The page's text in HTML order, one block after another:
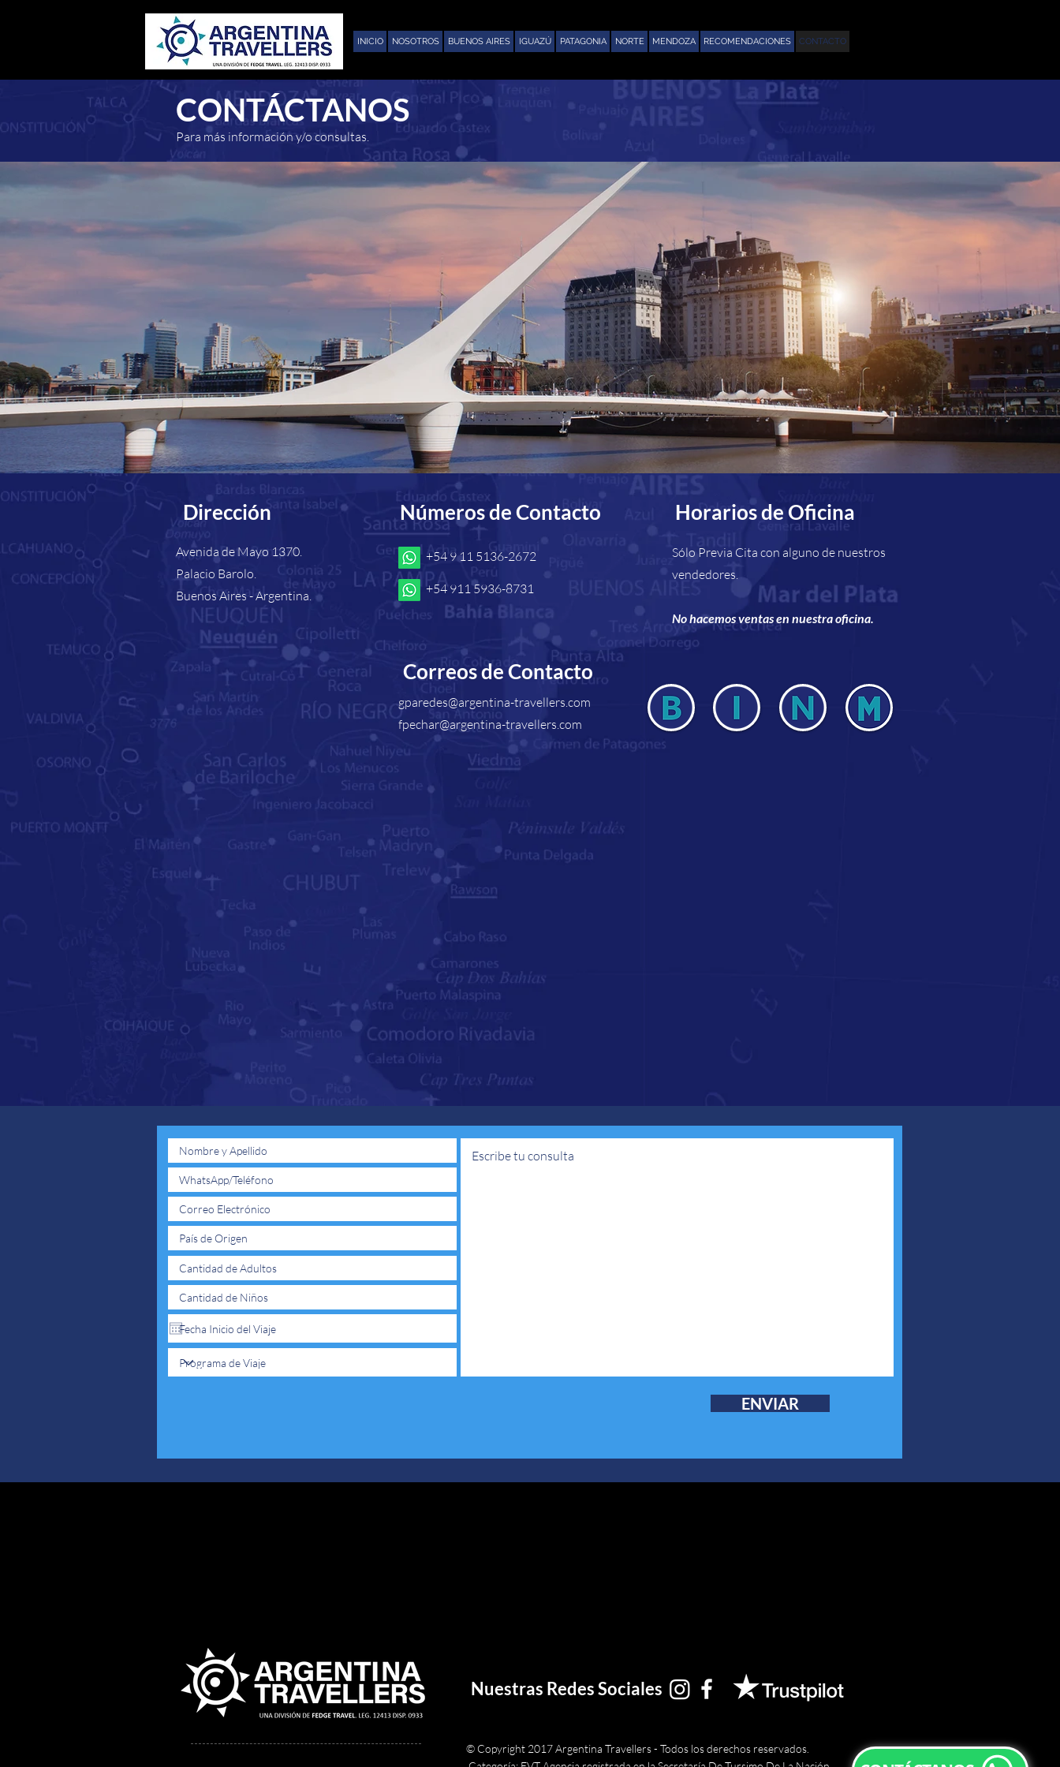
INICIO NOSOTROS BUENOS AIRES IGUAZÚ PATAGONIA NORTE MENDOZA RECOMENDACIONES CONTACTO
CONTÁCTANOS
Para más información y/o consultas.
Dirección
Avenida de Mayo 1370.
Palacio Barolo.
Buenos Aires - Argentina.
​Números de Contacto
+54 9 11 5136-2672
+54 911 5936-8731
Horarios de Oficina
Sólo Previa Cita con alguno de nuestros
vendedores.
No hacemos ventas en nuestra oficina.
Correos de Contacto
gparedes@argentina-travellers.com
fpechar@argentina-travellers.com
ENVIAR
Nuestras Redes Sociales
© Copyright 2017 Argentina Travellers - Todos los derechos reservados.